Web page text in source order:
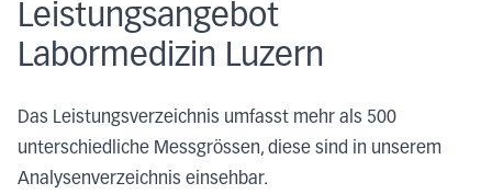
Leistungsangebot
Labormedizin Luzern
Das Leistungsverzeichnis umfasst mehr als 500
unterschiedliche Messgrössen, diese sind in unserem
Analysenverzeichnis einsehbar.